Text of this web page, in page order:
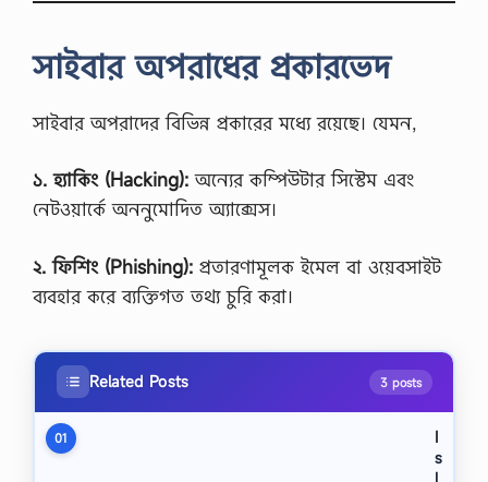
সাইবার অপরাধের প্রকারভেদ
সাইবার অপরাদের বিভিন্ন প্রকারের মধ্যে রয়েছে। যেমন,
১. হ্যাকিং (Hacking): অন্যের কম্পিউটার সিস্টেম এবং
নেটওয়ার্কে অননুমোদিত অ্যাক্সেস।
২. ফিশিং (Phishing): প্রতারণামূলক ইমেল বা ওয়েবসাইট
ব্যবহার করে ব্যক্তিগত তথ্য চুরি করা।
Related Posts 3 posts
01
I
s